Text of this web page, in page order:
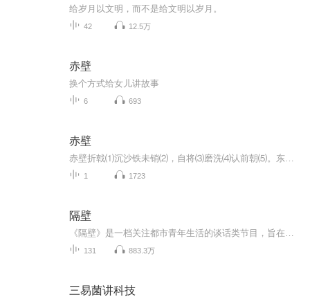
给岁月以文明，而不是给文明以岁月。
42 12.5万
赤壁
换个方式给女儿讲故事
6 693
赤壁
1 1723
隔壁
131 883.3万
三易菌讲科技